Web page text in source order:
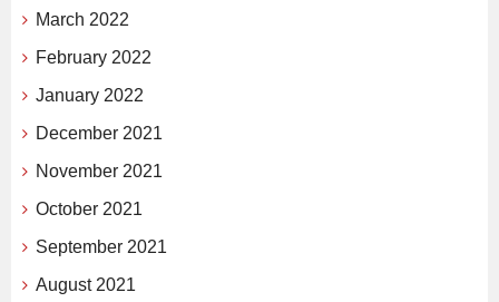
March 2022
February 2022
January 2022
December 2021
November 2021
October 2021
September 2021
August 2021